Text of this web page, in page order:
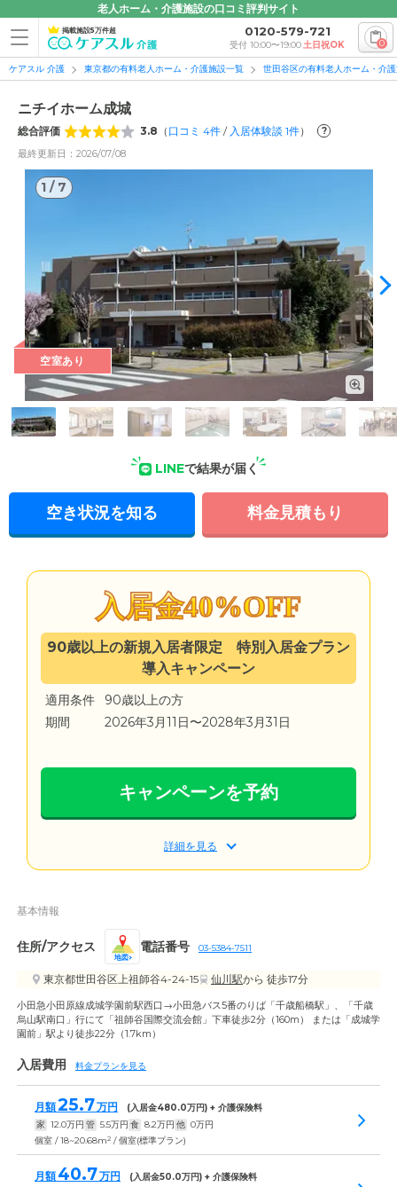
老人ホーム・介護施設の口コミ評判サイト
掲載施設5万件超 0120-579-721
受付 10:00〜19:00土日祝OK 0
ケアスル 介護 東京都の有料老人ホーム・介護施設一覧 世田谷区の有料老人ホーム・介
ニチイホーム成城
総合評価 3.8 （ 口コミ 4件 /入居体験談 1件） ?
最終更新日：2026/07/08
1 / 7
1/7
外観: 閑静な住宅街にふさわしい、落ち着いた色合いのホー
空室あり
LINEで結果が届く
空き状況を知る 料金見積もり
入居金40%OFF
90歳以上の新規入居者限定 特別入居金プラン
導入キャンペーン
適用条件
90歳以上の方
期間
2026年3月11日〜2028年3月31日
キャンペーンを予約
詳細を見る
基本情報
住所/アクセス
地図
電話番号 03-5384-7511
東京都世田谷区上祖師谷4-24-15 仙川駅から 徒歩17分
小田急小田原線成城学園前駅西口→小田急バス5番のりば「千歳船橋駅」、「千歳
烏山駅南口」行にて「祖師谷国際交流会館」下車徒歩2分（160m） または「成城学
園前」駅より徒歩22分（1.7km）
入居費用 料金プランを見る
月額25.7万円 (入居金480.0万円) + 介護保険料
家 12.0万円 管 5.5万円 食 8.2万円 他 0万円
個室 / 18~20.68m2 / 個室(標準プラン)
月額 40.7万円 (入居金50.0万円) + 介護保険料